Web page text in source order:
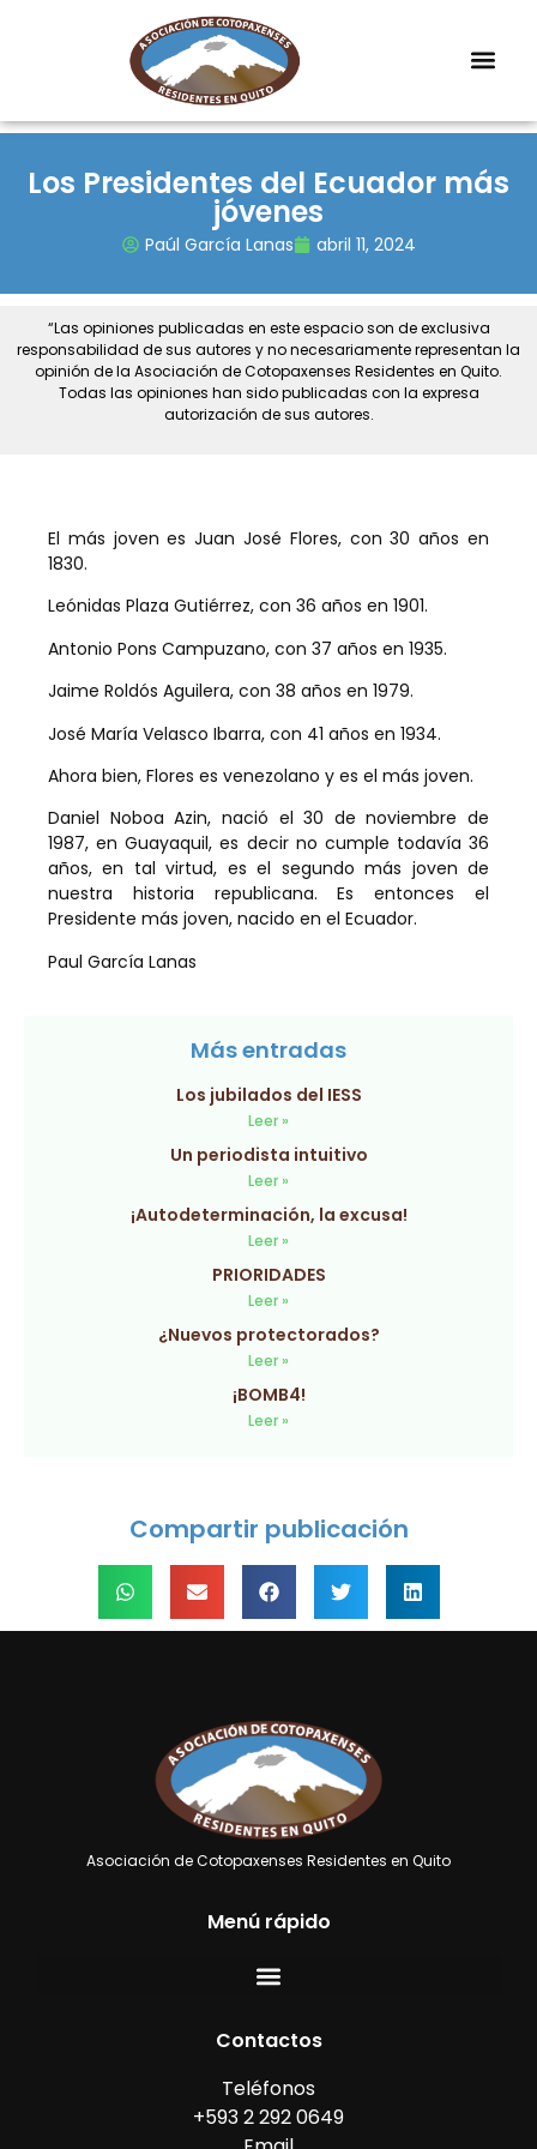
Los Presidentes del Ecuador más
jóvenes
Paúl García Lanas abril 11, 2024
“Las opiniones publicadas en este espacio son de exclusiva
responsabilidad de sus autores y no necesariamente representan la
opinión de la Asociación de Cotopaxenses Residentes en Quito.
Todas las opiniones han sido publicadas con la expresa
autorización de sus autores.
El más joven es Juan José Flores, con 30 años en
1830.
Leónidas Plaza Gutiérrez, con 36 años en 1901.
Antonio Pons Campuzano, con 37 años en 1935.
Jaime Roldós Aguilera, con 38 años en 1979.
José María Velasco Ibarra, con 41 años en 1934.
Ahora bien, Flores es venezolano y es el más joven.
Daniel Noboa Azin, nació el 30 de noviembre de
1987, en Guayaquil, es decir no cumple todavía 36
años, en tal virtud, es el segundo más joven de
nuestra historia republicana. Es entonces el
Presidente más joven, nacido en el Ecuador.
Paul García Lanas
Más entradas
Los jubilados del IESS
Leer »
Un periodista intuitivo
Leer »
¡Autodeterminación, la excusa!
Leer »
PRIORIDADES
Leer »
¿Nuevos protectorados?
Leer »
¡BOMB4!
Leer »
Compartir publicación
Asociación de Cotopaxenses Residentes en Quito
Menú rápido
Contactos
Teléfonos
+593 2 292 0649